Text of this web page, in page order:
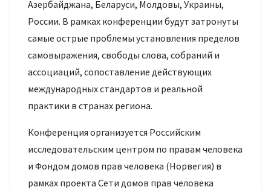
Азербайджана, Беларуси, Молдовы, Украины,
России. В рамках конференции будут затронуты
самые острые проблемы установления пределов
самовыражения, свободы слова, собраний и
ассоциаций, сопоставление действующих
международных стандартов и реальной
практики в странах региона.
Конференция организуется Российским
исследовательским центром по правам человека
и Фондом домов прав человека (Норвегия) в
рамках проекта Сети домов прав человека